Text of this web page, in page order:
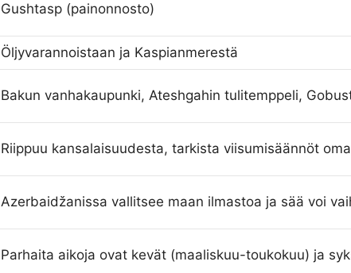
Gushtasp (painonnosto)
Öljyvarannoistaan ja Kaspianmerestä
Bakun vanhakaupunki, Ateshgahin tulitemppeli,
Riippuu kansalaisuudesta, tarkista viisumisäännöt
Azerbaidžanissa vallitsee maan ilmastoa ja sää voi
Parhaita aikoja ovat kevät (maaliskuu-toukokuu) ja